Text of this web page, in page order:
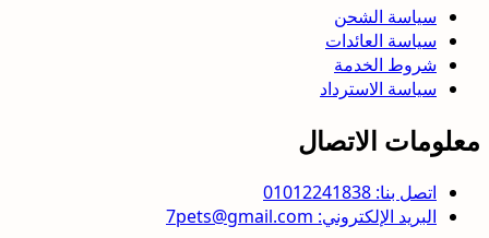
سياسة الشحن
سياسة العائدات
شروط الخدمة
سياسة الاسترداد
معلومات الاتصال
اتصل بنا: 01012241838
البريد الإلكتروني: 7pets@gmail.com